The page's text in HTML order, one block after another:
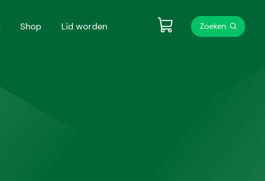
Shop Lid worden Zoeken